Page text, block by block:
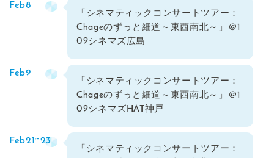
「シネマティックコンサートツアー：
Chageのずっと細道～東西南北～」＠1
09シネマズ広島
Feb8
「シネマティックコンサートツアー：
Chageのずっと細道～東西南北～」＠1
09シネマズHAT神戸
Feb9
「シネマティックコンサートツアー：
Feb21~23